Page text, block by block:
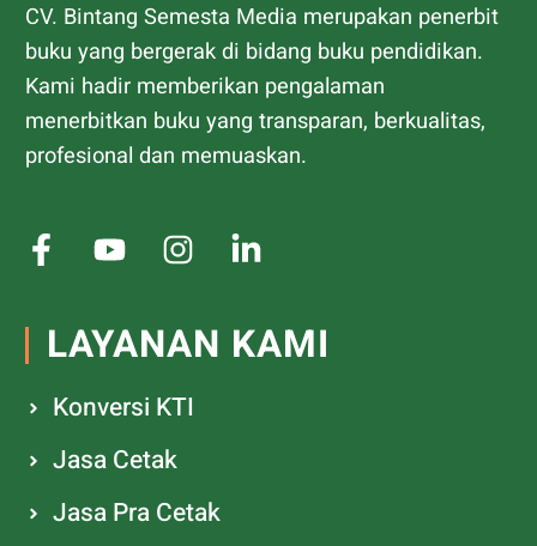
CV. Bintang Semesta Media merupakan penerbit
buku yang bergerak di bidang buku pendidikan.
Kami hadir memberikan pengalaman
menerbitkan buku yang transparan, berkualitas,
profesional dan memuaskan.
LAYANAN KAMI
Konversi KTI
Jasa Cetak
Jasa Pra Cetak